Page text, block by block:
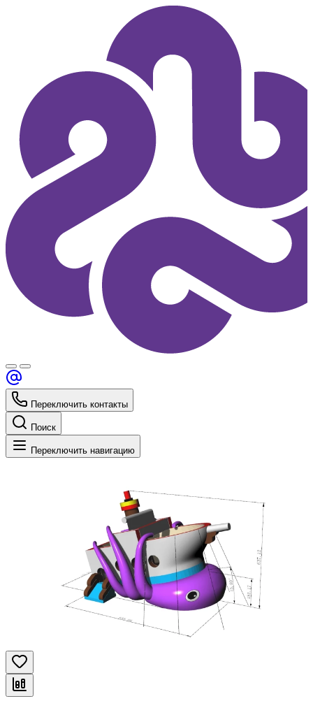
Переключить контакты
Поиск
Переключить навигацию